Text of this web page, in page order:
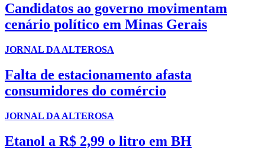
Candidatos ao governo movimentam
cenário político em Minas Gerais
JORNAL DA ALTEROSA
Falta de estacionamento afasta
consumidores do comércio
JORNAL DA ALTEROSA
Etanol a R$ 2,99 o litro em BH